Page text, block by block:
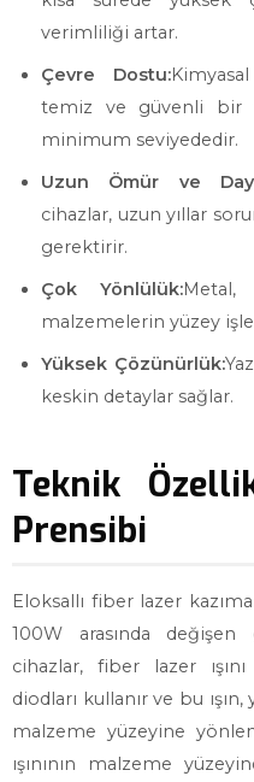
verimliliği artar.
Çevre Dostu:
temiz ve güvenli bir
minimum seviyededir.
Uzun Ömür ve
cihazlar, uzun yıllar
gerektirir.
Çok Yönlülük:
malzemelerin yüzey
Yüksek Çözünürlük:
keskin detaylar sağlar.
Teknik
Prensibi
Eloksallı fiber lazer
100W arasında
cihazlar, fiber lazer
diodları kullanır ve bu
malzeme yüzeyine
ışınının malzeme